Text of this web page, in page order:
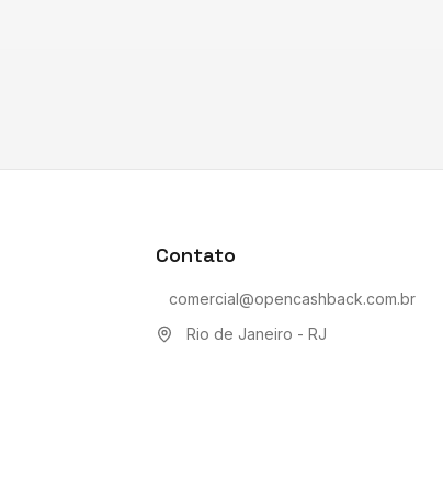
Contato
comercial@opencashback.com.br
Rio de Janeiro - RJ